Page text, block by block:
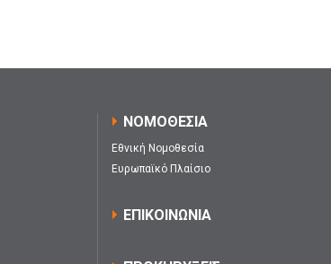
ΝΟΜΟΘΕΣΙΑ
Εθνική Νομοθεσία
Ευρωπαϊκό Πλαίσιο
ΕΠΙΚΟΙΝΩΝΙΑ